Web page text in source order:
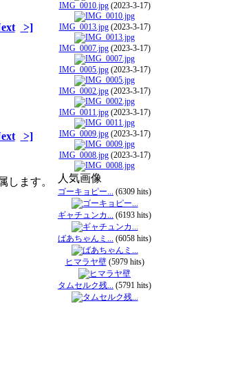
>]
>]
します。
IMG_0010.jpg(2023-3-17)
IMG_0013.jpg(2023-3-17)
IMG_0007.jpg(2023-3-17)
IMG_0005.jpg(2023-3-17)
IMG_0002.jpg(2023-3-17)
IMG_0011.jpg(2023-3-17)
IMG_0009.jpg(2023-3-17)
IMG_0008.jpg(2023-3-17)
人気画像
ゴーキョピー... (6309 hits)
ギャチュンカ... (6193 hits)
ばあちゃんミ... (6058 hits)
ヒマラヤ壁(5979 hits)
タムセルク残... (5791 hits)